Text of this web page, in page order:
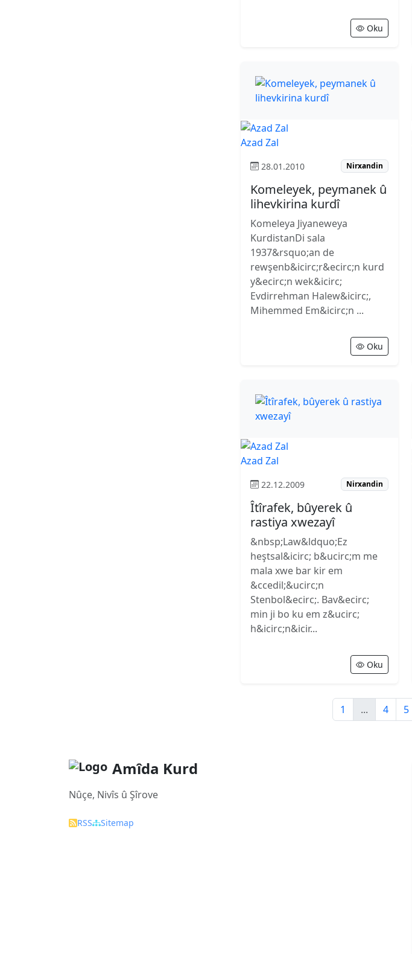
Oku
Azad Zal
28.01.2010 Nirxandin
Komeleyek, peymanek û
lihevkirina kurdî
Komeleya Jiyaneweya
KurdistanDi sala
1937&rsquo;an de
rewşenb&icirc;r&ecirc;n kurd
y&ecirc;n wek&icirc;
Evdirrehman Halew&icirc;,
Mihemmed Em&icirc;n ...
Oku
Azad Zal
22.12.2009 Nirxandin
Îtîrafek, bûyerek û
rastiya xwezayî
&nbsp;Law&ldquo;Ez
heştsal&icirc; b&ucirc;m me
mala xwe bar kir em
&ccedil;&ucirc;n
Stenbol&ecirc;. Bav&ecirc;
min ji bo ku em z&ucirc;
h&icirc;n&icir...
Oku
1 ... 4 5
Amîda Kurd
Nûçe, Nivîs û Şîrove
RSS Sitemap